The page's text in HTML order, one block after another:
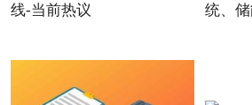
线-当前热议
统、